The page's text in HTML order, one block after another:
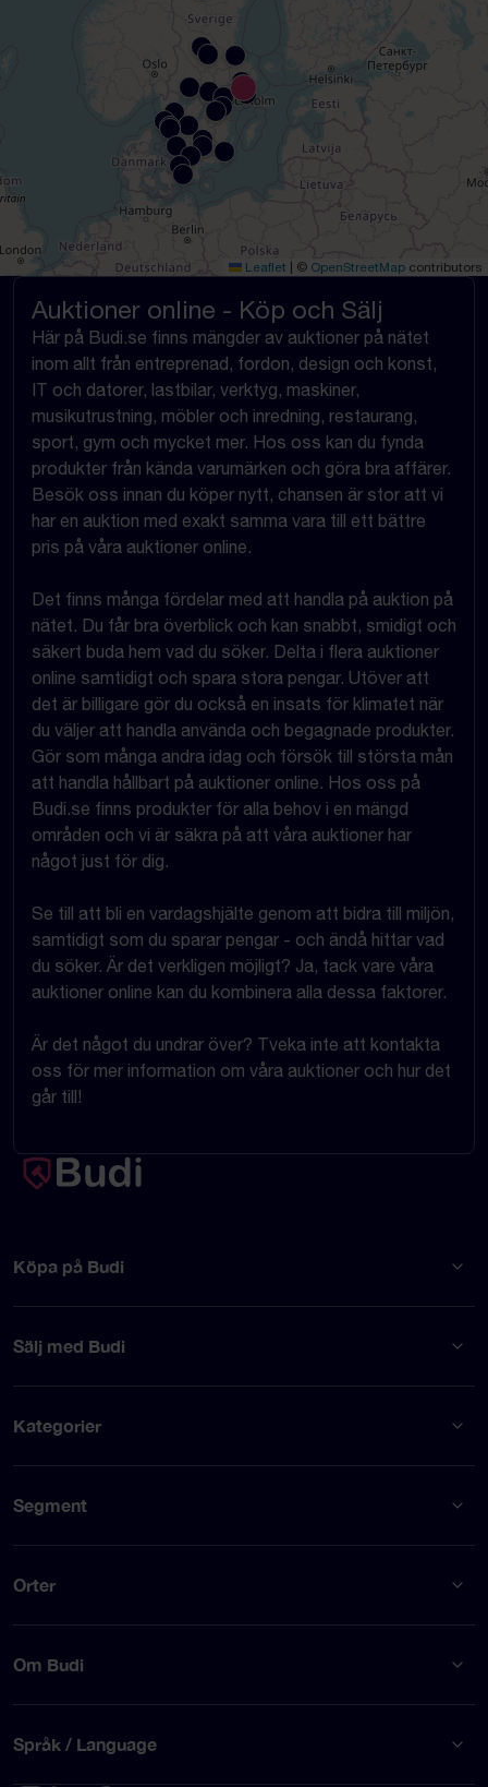
Leaflet © OpenStreetMap contributors
Auktioner online - Köp och Sälj
Här på Budi.se finns mängder av auktioner på nätet
inom allt från entreprenad, fordon, design och konst,
IT och datorer, lastbilar, verktyg, maskiner,
musikutrustning, möbler och inredning, restaurang,
sport, gym och mycket mer. Hos oss kan du fynda
produkter från kända varumärken och göra bra affärer.
Besök oss innan du köper nytt, chansen är stor att vi
har en auktion med exakt samma vara till ett bättre
pris på våra auktioner online.
Det finns många fördelar med att handla på auktion på
nätet. Du får bra överblick och kan snabbt, smidigt och
säkert buda hem vad du söker. Delta i flera auktioner
online samtidigt och spara stora pengar. Utöver att
det är billigare gör du också en insats för klimatet när
du väljer att handla använda och begagnade produkter.
Gör som många andra idag och försök till största mån
att handla hållbart på auktioner online. Hos oss på
Budi.se finns produkter för alla behov i en mängd
områden och vi är säkra på att våra auktioner har
något just för dig.
Se till att bli en vardagshjälte genom att bidra till miljön,
samtidigt som du sparar pengar - och ändå hittar vad
du söker. Är det verkligen möjligt? Ja, tack vare våra
auktioner online kan du kombinera alla dessa faktorer.
Är det något du undrar över? Tveka inte att kontakta
oss för mer information om våra auktioner och hur det
går till!
Köpa på Budi
Sälj med Budi
Kategorier
Segment
Orter
Om Budi
Språk / Language